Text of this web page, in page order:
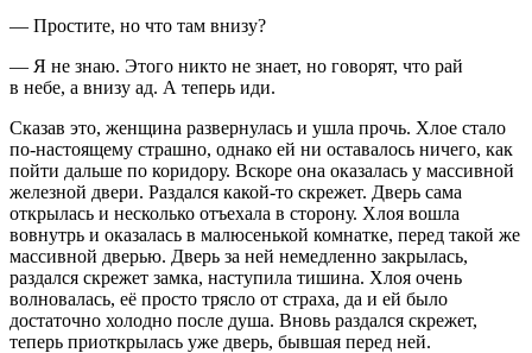
— Простите, но что там внизу?
— Я не знаю. Этого никто не знает, но говорят, что рай
в небе, а внизу ад. А теперь иди.
Сказав это, женщина развернулась и ушла прочь. Хлое стало
по-настоящему страшно, однако ей ни оставалось ничего, как
пойти дальше по коридору. Вскоре она оказалась у массивной
железной двери. Раздался какой-то скрежет. Дверь сама
открылась и несколько отъехала в сторону. Хлоя вошла
вовнутрь и оказалась в малюсенькой комнатке, перед такой же
массивной дверью. Дверь за ней немедленно закрылась,
раздался скрежет замка, наступила тишина. Хлоя очень
волновалась, её просто трясло от страха, да и ей было
достаточно холодно после душа. Вновь раздался скрежет,
теперь приоткрылась уже дверь, бывшая перед ней.